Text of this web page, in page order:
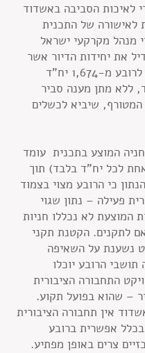
לאיכות הסביבה באשדוד
לאישורה של התכנית
מנהל מקרקעי ישראל
את יחידות הדיור אשר
תוכננו במקור לרובע מ-1,674 יח"ד
יח"ד, ללא מתן מענה סביר
המטורף, שיביא לכשלים
המוצע בתכנית עומד
אחת לכל יח"ד בלבד) תוך
כי הרובע מצוי בצמוד
פעילה – נתון שגוי
המוצעת לא נכללו חניות
לתקנים. הקטנת תקני
נשענת על השאיפה
תושבי הרובע יוכלו
התחבורה הציבורית
– שהוא בפועל תקוע.
אין תחבורה הציבורית
אפשרית ברובע
צרים באופן מפתיע.